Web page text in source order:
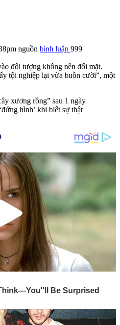
nguồn bình luận 999
đối tượng không nên đối mặt.
tội nghiệp lại vừa buồn cười”, một